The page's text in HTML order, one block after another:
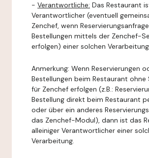
- Verantwortliche: Das Restaurant
Verantwortlicher (eventuell
Zenchef, wenn
Bestellungen mittels der Zenchef-
erfolgen) einer solchen
Anmerkung: Wenn Reservierungen
Bestellungen beim Restaurant ohne
für Zenchef erfolgen (z.B.:
Bestellung direkt beim Restaurant
oder über ein anderes
das Zenchef-Modul), dann ist das
alleiniger Verantwortlicher einer
Verarbeitung.